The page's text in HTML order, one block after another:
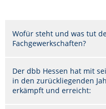
Wofür steht und was tut
Fachgewerkschaften?
Der dbb Hessen hat mit
in den zurückliegenden
erkämpft und erreicht: